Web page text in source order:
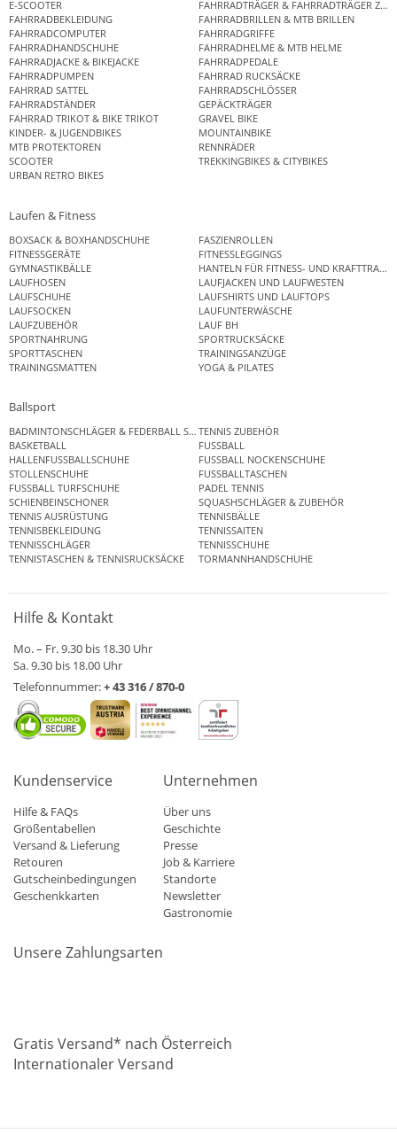
E-SCOOTER
FAHRRADTRÄGER & FAHRRADTRÄGER
FAHRRADBEKLEIDUNG
FAHRRADBRILLEN & MTB BRILLEN
FAHRRADCOMPUTER
FAHRRADGRIFFE
FAHRRADHANDSCHUHE
FAHRRADHELME & MTB HELME
FAHRRADJACKE & BIKEJACKE
FAHRRADPEDALE
FAHRRADPUMPEN
FAHRRAD RUCKSÄCKE
FAHRRAD SATTEL
FAHRRADSCHLÖSSER
FAHRRADSTÄNDER
GEPÄCKTRÄGER
FAHRRAD TRIKOT & BIKE TRIKOT
GRAVEL BIKE
KINDER- & JUGENDBIKES
MOUNTAINBIKE
MTB PROTEKTOREN
RENNRÄDER
SCOOTER
TREKKINGBIKES & CITYBIKES
URBAN RETRO BIKES
Laufen & Fitness
BOXSACK & BOXHANDSCHUHE
FASZIENROLLEN
FITNESSGERÄTE
FITNESSLEGGINGS
GYMNASTIKBÄLLE
HANTELN FÜR FITNESS- UND
LAUFHOSEN
LAUFJACKEN UND LAUFWESTEN
LAUFSCHUHE
LAUFSHIRTS UND LAUFTOPS
LAUFSOCKEN
LAUFUNTERWÄSCHE
LAUFZUBEHÖR
LAUF BH
SPORTNAHRUNG
SPORTRUCKSÄCKE
SPORTTASCHEN
TRAININGSANZÜGE
TRAININGSMATTEN
YOGA & PILATES
Ballsport
BADMINTONSCHLÄGER & FEDERBALL SETSTENNIS ZUBEHÖR
BASKETBALL
FUSSBALL
HALLENFUSSBALLSCHUHE
FUSSBALL NOCKENSCHUHE
STOLLENSCHUHE
FUSSBALLTASCHEN
FUSSBALL TURFSCHUHE
PADEL TENNIS
SCHIENBEINSCHONER
SQUASHSCHLÄGER & ZUBEHÖR
TENNIS AUSRÜSTUNG
TENNISBÄLLE
TENNISBEKLEIDUNG
TENNISSAITEN
TENNISSCHLÄGER
TENNISSCHUHE
TENNISTASCHEN & TENNISRUCKSÄCKE
TORMANNHANDSCHUHE
Hilfe & Kontakt
Mo. – Fr. 9.30 bis 18.30 Uhr
Sa. 9.30 bis 18.00 Uhr
Telefonnummer:+ 43 316 / 870-0
Kundenservice
Hilfe & FAQs
Größentabellen
Versand & Lieferung
Retouren
Gutscheinbedingungen
Geschenkkarten
Unternehmen
Über uns
Geschichte
Presse
Job & Karriere
Standorte
Newsletter
Gastronomie
Unsere Zahlungsarten
Gratis Versand* nach Österreich
Internationaler Versand